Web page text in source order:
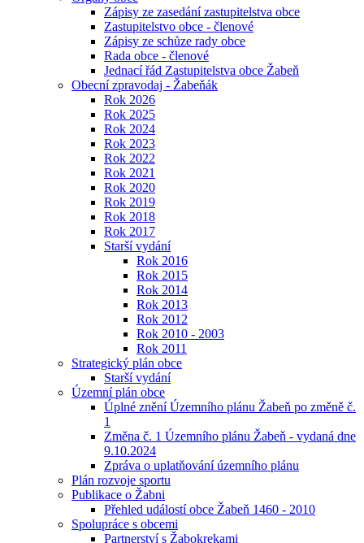
Zápisy ze zasedání zastupitelstva obce
Zastupitelstvo obce - členové
Zápisy ze schůze rady obce
Rada obce - členové
Jednací řád Zastupitelstva obce Žabeň
Obecní zpravodaj - Žabeňák
Rok 2026
Rok 2025
Rok 2024
Rok 2023
Rok 2022
Rok 2021
Rok 2020
Rok 2019
Rok 2018
Rok 2017
Starší vydání
Rok 2016
Rok 2015
Rok 2014
Rok 2013
Rok 2012
Rok 2010 - 2003
Rok 2011
Strategický plán obce
Starší vydání
Územní plán obce
Úplné znění Územního plánu Žabeň po změně č.
1
Změna č. 1 Územního plánu Žabeň - vydaná dne
9.10.2024
Zpráva o uplatňování územního plánu
Plán rozvoje sportu
Publikace o Žabni
Přehled událostí obce Žabeň 1460 - 2010
Spolupráce s obcemi
Partnerství s Žabokrekami